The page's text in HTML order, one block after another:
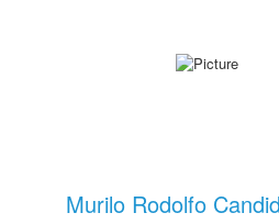
Murilo Rodolfo